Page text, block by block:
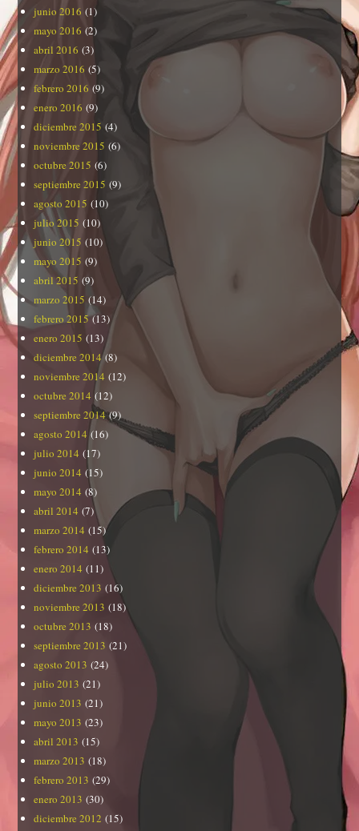
junio 2016 (1)
mayo 2016 (2)
abril 2016 (3)
marzo 2016 (5)
febrero 2016 (9)
enero 2016 (9)
diciembre 2015 (4)
noviembre 2015 (6)
octubre 2015 (6)
septiembre 2015 (9)
agosto 2015 (10)
julio 2015 (10)
junio 2015 (10)
mayo 2015 (9)
abril 2015 (9)
marzo 2015 (14)
febrero 2015(13)
enero 2015 (13)
diciembre 2014(8)
noviembre 2014 (12)
octubre 2014 (12)
septiembre 2014(9)
agosto 2014(16)
julio 2014 (17)
junio 2014 (15)
mayo 2014 (8)
abril 2014 (7)
marzo 2014 (15)
febrero 2014 (13)
enero 2014 (11)
diciembre 2013 (16)
noviembre 2013 (18)
octubre 2013 (18)
septiembre 2013 (21)
agosto 2013 (24)
julio 2013 (21)
junio 2013 (21)
mayo 2013 (23)
abril 2013 (15)
marzo 2013 (18)
febrero 2013 (29)
enero 2013 (30)
diciembre 2012 (15)